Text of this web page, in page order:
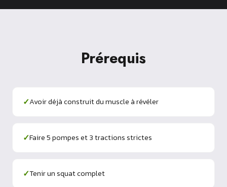
Prérequis
✓Avoir déjà construit du muscle à révéler
✓Faire 5 pompes et 3 tractions strictes
✓Tenir un squat complet